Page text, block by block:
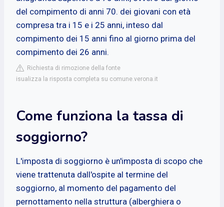
del compimento di anni 70. dei giovani con età
compresa tra i 15 e i 25 anni, inteso dal
compimento dei 15 anni fino al giorno prima del
compimento dei 26 anni.
Richiesta di rimozione della fonte
isualizza la risposta completa su comune.verona.it
Come funziona la tassa di
soggiorno?
L'imposta di soggiorno è un'imposta di scopo che
viene trattenuta dall'ospite al termine del
soggiorno, al momento del pagamento del
pernottamento nella struttura (alberghiera o